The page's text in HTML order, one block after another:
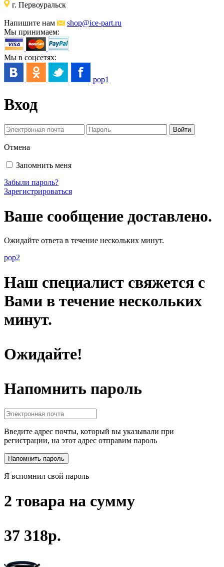
г. Первоуральск
Напишите нам
shop@ice-part.ru
Мы принимаем:
Мы в соцсетях:
pop1
Вход
Отмена
Запомнить меня
Забыли пароль?
Зарегистрироваться
Ваше сообщение доставлено.
Ожидайте ответа в течение нескольких минут.
pop2
Наш специалист свяжется с
Вами в течение нескольких
минут.
Ожидайте!
Напомнить пароль
Введите адрес почты, который вы указывали при
регистрации, на этот адрес отправим пароль
Я вспомнил свой пароль
2 товара на сумму
37 318р.